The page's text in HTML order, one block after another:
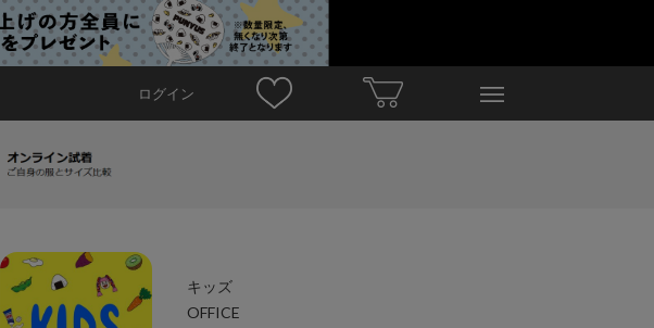
ログイン
キッズ
OFFICE